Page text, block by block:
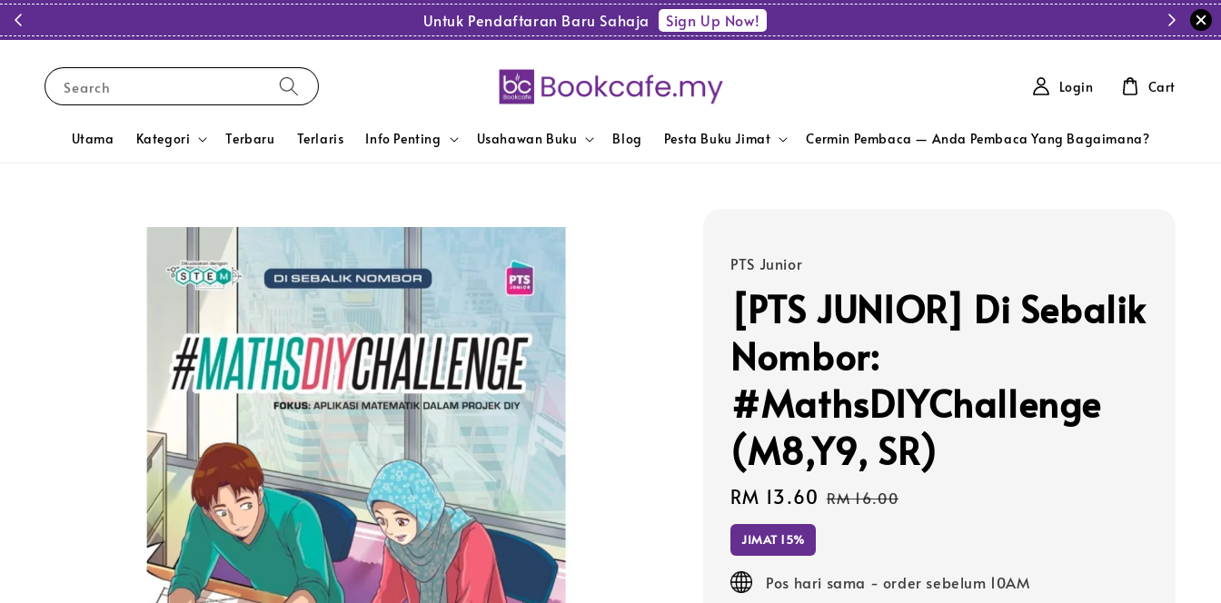
Untuk Pendaftaran Baru Sahaja Sign Up Now!
Search
Utama Kategori Terbaru Terlaris Info Penting Usahawan Buku Blog Pesta Buku Jimat Cermin Pembaca — Anda Pembaca Yang Bagaimana?
Login Cart
PTS Junior
[PTS JUNIOR] Di Sebalik
Nombor:
#MathsDIYChallenge
(M8,Y9, SR)
Sale
price
RM 13.60 Regular
RM 16.00
JIMAT 15%
Pos hari sama - order sebelum 10AM